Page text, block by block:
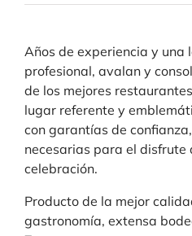
Años de experiencia y
profesional, avalan y
de los mejores
lugar referente y
con garantías de
necesarias para el disfrute
celebración.
Producto de la mejor
gastronomía, extensa